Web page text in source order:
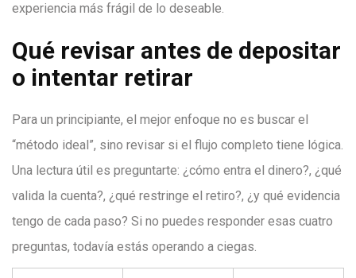
experiencia más frágil de lo deseable.
Qué revisar antes de depositar
o intentar retirar
Para un principiante, el mejor enfoque no es buscar el
“método ideal”, sino revisar si el flujo completo tiene lógica.
Una lectura útil es preguntarte: ¿cómo entra el dinero?, ¿qué
valida la cuenta?, ¿qué restringe el retiro?, ¿y qué evidencia
tengo de cada paso? Si no puedes responder esas cuatro
preguntas, todavía estás operando a ciegas.